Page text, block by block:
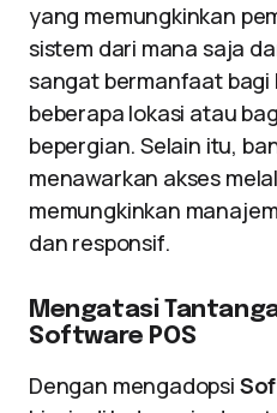
yang memungkinkan
sistem dari mana saja
sangat bermanfaat bagi
beberapa lokasi atau
bepergian. Selain itu,
menawarkan akses
memungkinkan
dan responsif.
Mengatasi
Software POS
Dengan mengadopsi